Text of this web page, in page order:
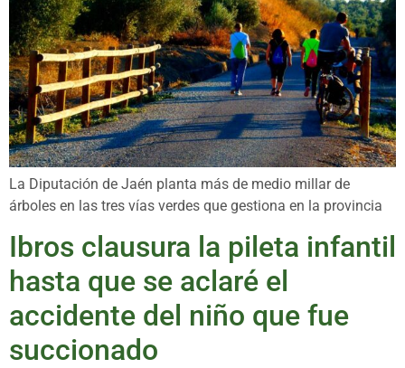
La Diputación de Jaén planta más de medio millar de
árboles en las tres vías verdes que gestiona en la provincia
Ibros clausura la pileta infantil
hasta que se aclaré el
accidente del niño que fue
succionado